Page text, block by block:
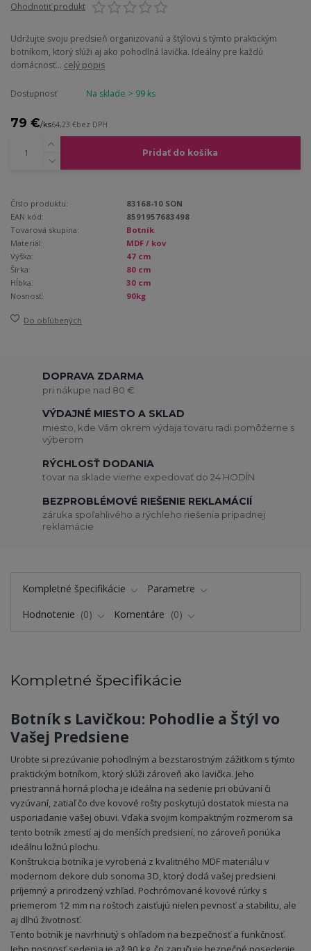
Ohodnotiť produkt
Udržujte svoju predsieň organizovanú a štýlovú s týmto praktickým
botníkom, ktorý slúži aj ako pohodlná lavička. Ideálny pre každú
domácnosť... celý popis
Dostupnosť Na sklade > 99 ks
79 €/ks64,23 €bez DPH
Pridať do košíka
Číslo produktu:
83168-10 SON
EAN kód:
8591957683498
Tovarová skupina:
Botník
Materiál:
MDF / kov
Výška:
47 cm
Šírka:
80 cm
Hĺbka:
30 cm
Nosnosť:
90kg
Do obľúbených
DOPRAVA ZDARMA
pri nákupe nad 80 €
VÝDAJNÉ MIESTO A SKLAD
miesto, kde Vám okrem výdaja tovaru radi pomôžeme s
výberom
RÝCHLOSŤ DODANIA
tovar na sklade vieme expedovať do 24 HODÍN
BEZPROBLÉMOVÉ RIEŠENIE REKLAMÁCIÍ
záruka spoľahlivého a rýchleho riešenia prípadnej
reklamácie
Kompletné špecifikácie
Parametre
Hodnotenie
0 Komentáre 0
Kompletné špecifikácie
Botník s Lavičkou: Pohodlie a Štýl vo
Vašej Predsiene
Urobte si prezúvanie pohodlným a bezstarostným zážitkom s týmto
praktickým botníkom, ktorý slúži zároveň ako lavička. Jeho
priestranná horná plocha je ideálna na sedenie pri obúvaní či
vyzúvaní, zatiaľ čo dve kovové rošty poskytujú dostatok miesta na
usporiadanie vašej obuvi. Vďaka svojim kompaktným rozmerom sa
tento botník zmestí aj do menších predsiení, no zároveň ponúka
ideálnu ložnú plochu.
Konštrukcia botníka je vyrobená z kvalitného MDF materiálu v
modernom dekore dub sonoma 3D, ktorý dodá vašej predsieni
príjemný a prirodzený vzhľad. Pochrómované kovové rúrky s
priemerom 12 mm na roštoch zaisťujú nielen pevnosť a stabilitu, ale
aj dlhú životnosť.
Tento botník je navrhnutý s ohľadom na bezpečnosť a funkčnosť.